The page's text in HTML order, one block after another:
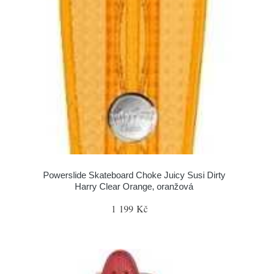
Powerslide Skateboard Choke Juicy Susi Dirty
Harry Clear Orange, oranžová
1 199 Kč